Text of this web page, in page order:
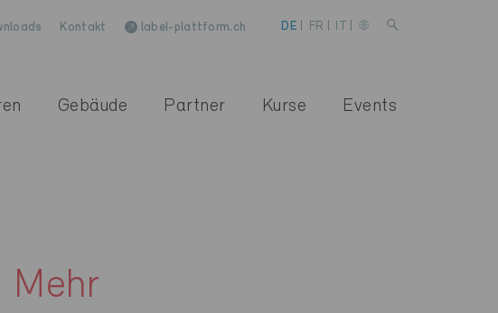
Kontakt label-plattform.ch DE FR
Gebäude Partner Kurse Events
Mehr